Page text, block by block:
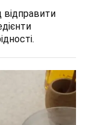
відправити